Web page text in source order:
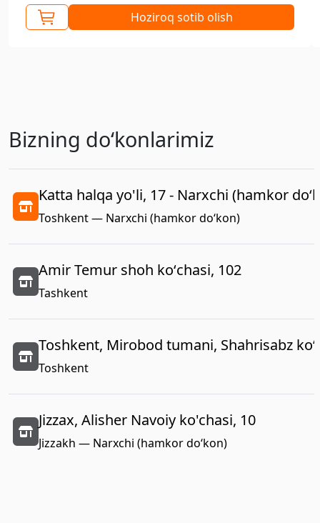
Hoziroq sotib olish
Bizning doʻkonlarimiz
Katta halqa yo'li, 17 - Narxchi (hamkor
Toshkent — Narxchi (hamkor do‘kon)
Amir Temur shoh koʻchasi, 102
Tashkent
Toshkent, Mirobod tumani, Shahrisabz
Toshkent
Jizzax, Alisher Navoiy ko'chasi, 10
Jizzakh — Narxchi (hamkor do‘kon)